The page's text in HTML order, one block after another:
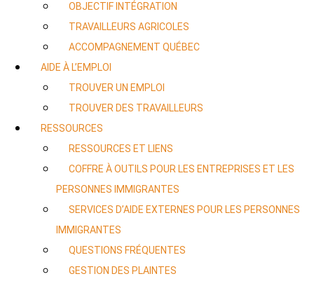
OBJECTIF INTÉGRATION
TRAVAILLEURS AGRICOLES
ACCOMPAGNEMENT QUÉBEC
AIDE À L’EMPLOI
TROUVER UN EMPLOI
TROUVER DES TRAVAILLEURS
RESSOURCES
RESSOURCES ET LIENS
COFFRE À OUTILS POUR LES ENTREPRISES ET LES
PERSONNES IMMIGRANTES
SERVICES D’AIDE EXTERNES POUR LES PERSONNES
IMMIGRANTES
QUESTIONS FRÉQUENTES
GESTION DES PLAINTES